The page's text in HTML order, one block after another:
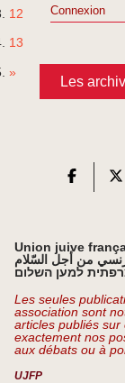
12
13
»
Connexion
Les
Union juive
من أجل السّلام
למען השלום
Les seules
association sont
articles publiés
exactement nos
aux débats ou à
UJFP